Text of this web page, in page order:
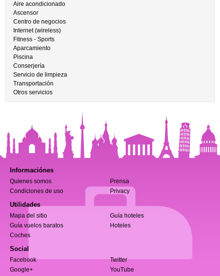
Aire acondicionado
Ascensor
Centro de negocios
Internet (wireless)
Fitness - Sports
Aparcamiento
Piscina
Conserjería
Servicio de limpieza
Transportación
Otros servicios
Informaciónes
Quienes somos
Prensa
Condiciones de uso
Privacy
Utilidades
Mapa del sitio
Guía hoteles
Guía vuelos baratos
Hoteles
Coches
Social
Facebook
Twitter
Google+
YouTube